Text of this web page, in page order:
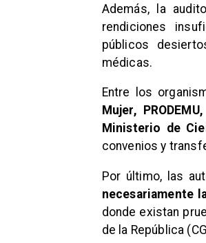
Además, la
rendiciones
públicos
médicas.
Entre los
Mujer,
Ministerio de
convenios y
Por último, las
necesariamente
donde existan
de la República